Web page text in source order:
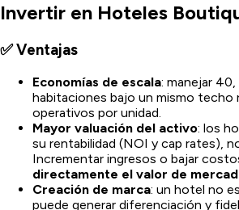
Invertir en Hoteles
✅ Ventajas
Economías de escala: manejar
habitaciones bajo un mismo
operativos por unidad.
Mayor valuación del activo: los
su rentabilidad (NOI y cap rates),
Incrementar ingresos o bajar
directamente el valor de
Creación de marca: un hotel no
puede generar diferenciación y